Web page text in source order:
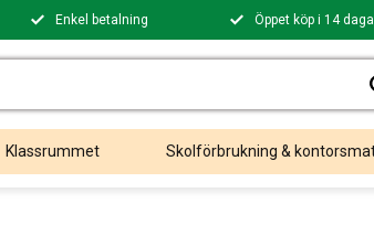
Enkel betalning Öppet köp i 14
Klassrummet Skolförbrukning &